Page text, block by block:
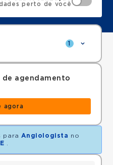
perto de você
1
agendamento
agora
para Angiologista no